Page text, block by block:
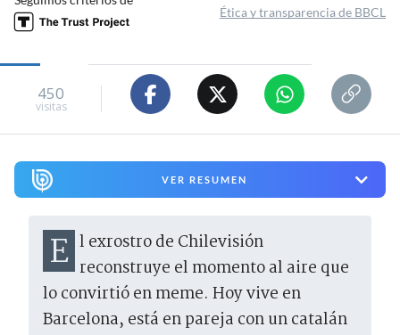
Ética y transparencia de BBCL
450
visitas
VER RESUMEN
El exrostro de Chilevisión reconstruye el momento al aire que
lo convirtió en meme. Hoy vive en
Barcelona, está en pareja con un catalán